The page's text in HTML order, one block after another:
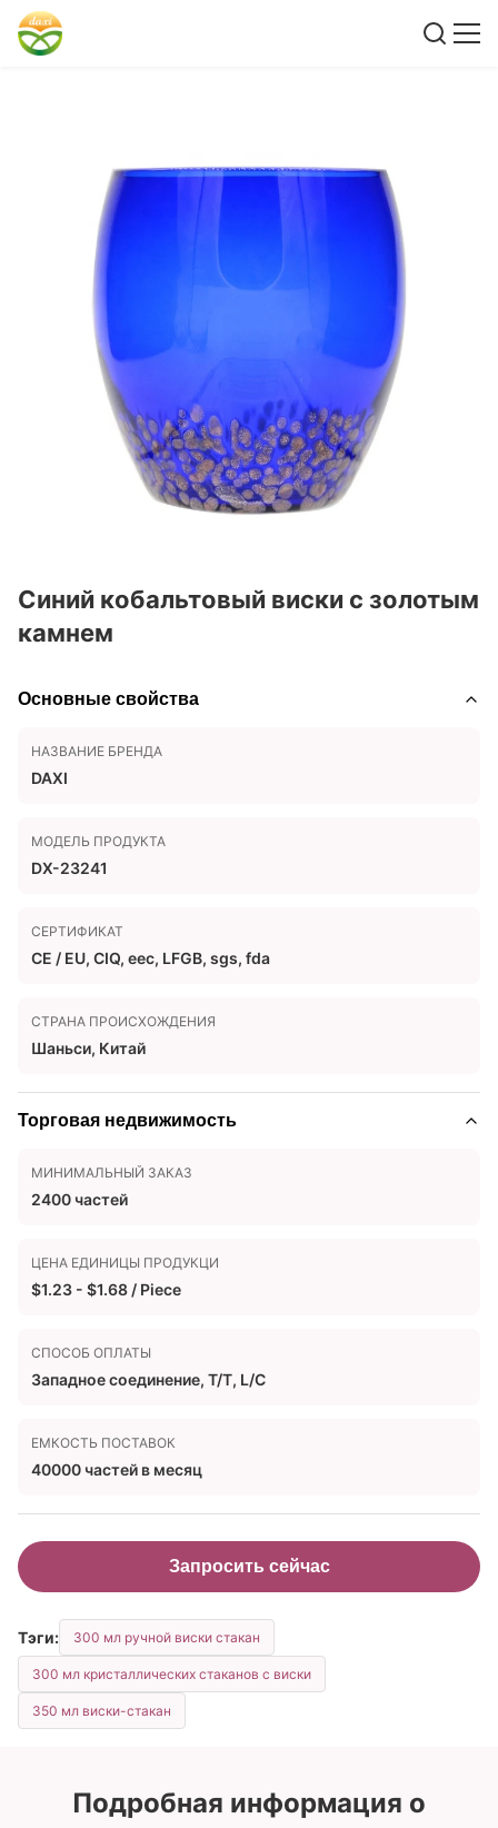
Синий кобальтовый виски с золотым
камнем
Основные свойства
НАЗВАНИЕ БРЕНДА
DAXI
МОДЕЛЬ ПРОДУКТА
DX-23241
СЕРТИФИКАТ
CE / EU, CIQ, eec, LFGB, sgs, fda
СТРАНА ПРОИСХОЖДЕНИЯ
Шаньси, Китай
Торговая недвижимость
МИНИМАЛЬНЫЙ ЗАКАЗ
2400 частей
ЦЕНА ЕДИНИЦЫ ПРОДУКЦИ
$1.23 - $1.68 / Piece
СПОСОБ ОПЛАТЫ
Западное соединение, T/T, L/C
ЕМКОСТЬ ПОСТАВОК
40000 частей в месяц
Запросить сейчас
Тэги: 300 мл ручной виски стакан
300 мл кристаллических стаканов с виски
350 мл виски-стакан
Подробная информация о